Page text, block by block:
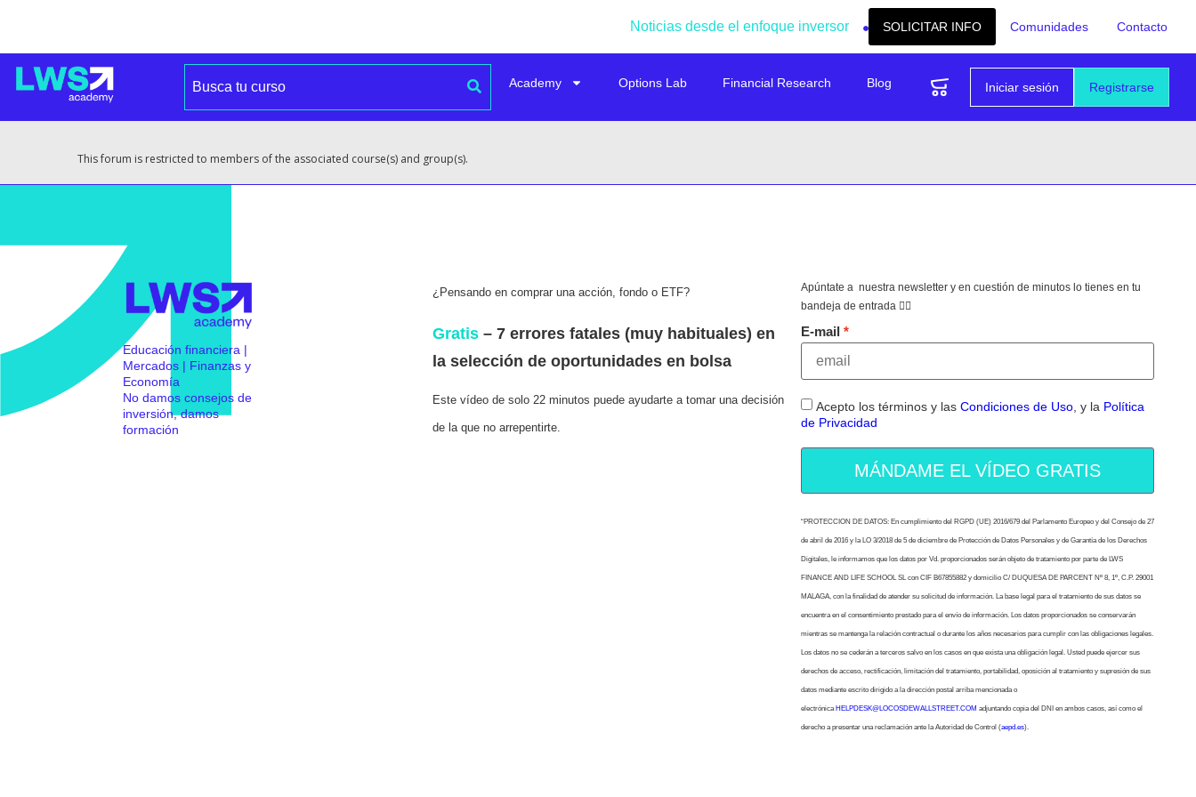
Noticias desde el enfoque inversor SOLICITAR INFO Comunidades Contacto
Registrarse
Iniciar sesión
Academy Options Lab Financial Research Blog
This forum is restricted to members of the associated course(s) and group(s).
Educación financiera |
Mercados | Finanzas y
Economía
No damos consejos de
inversión, damos
formación
¿Pensando en comprar una acción, fondo o ETF?
Gratis– 7 errores fatales (muy habituales) en
la selección de oportunidades en bolsa
Este vídeo de solo 22 minutos puede ayudarte a tomar una decisión
de la que no arrepentirte.
Apúntate a nuestra newsletter y en cuestión de minutos lo tienes en tu
bandeja de entrada 👇🏻
E-mail
Acepto los términos y las Condiciones de Uso, y la Política
de Privacidad
MÁNDAME EL VÍDEO GRATIS
“PROTECCION DE DATOS: En cumplimiento del RGPD (UE) 2016/679 del Parlamento Europeo y del Consejo de 27
de abril de 2016 y la LO 3/2018 de 5 de diciembre de Protección de Datos Personales y de Garantía de los Derechos
Digitales, le informamos que los datos por Vd. proporcionados serán objeto de tratamiento por parte de LWS
FINANCE AND LIFE SCHOOL SL con CIF B67855882 y domicilio C/ DUQUESA DE PARCENT Nº 8, 1º, C.P. 29001
MALAGA, con la finalidad de atender su solicitud de información. La base legal para el tratamiento de sus datos se
encuentra en el consentimiento prestado para el envío de información. Los datos proporcionados se conservarán
mientras se mantenga la relación contractual o durante los años necesarios para cumplir con las obligaciones legales.
Los datos no se cederán a terceros salvo en los casos en que exista una obligación legal. Usted puede ejercer sus
derechos de acceso, rectificación, limitación del tratamiento, portabilidad, oposición al tratamiento y supresión de sus
datos mediante escrito dirigido a la dirección postal arriba mencionada o
electrónica HELPDESK@LOCOSDEWALLSTREET.COM adjuntando copia del DNI en ambos casos, así como el
derecho a presentar una reclamación ante la Autoridad de Control (aepd.es).